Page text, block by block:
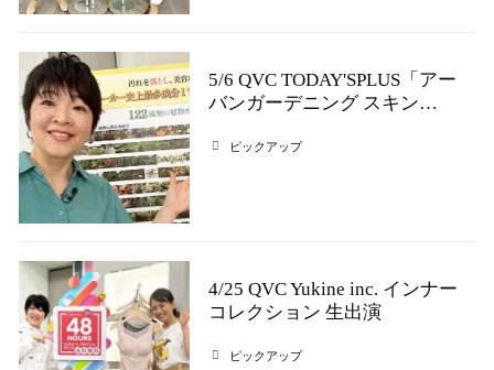
5/6 QVC TODAY'SPLUS「アー
バンガーデニング スキン…
ピックアップ
4/25 QVC Yukine inc. インナー
コレクション 生出演
ピックアップ